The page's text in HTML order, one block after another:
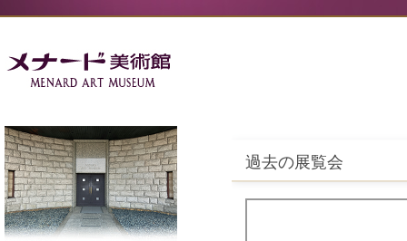
過去の展覧会